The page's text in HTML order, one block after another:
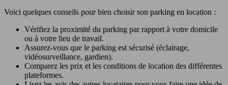
Voici quelques conseils pour bien choisir son parking en location :
Vérifiez la proximité du parking par rapport à votre domicile
ou à votre lieu de travail.
Assurez-vous que le parking est sécurisé (éclairage,
vidéosurveillance, gardien).
Comparez les prix et les conditions de location des différentes
plateformes.